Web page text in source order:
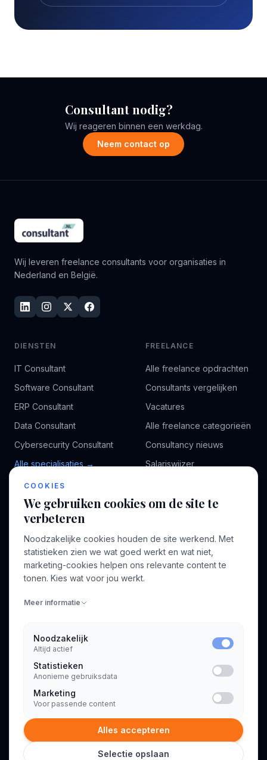
Consultant nodig?
Wij reageren binnen een werkdag.
Neem contact op
Wij leveren freelance consultants voor organisaties in
Nederland en België.
DIENSTEN
IT Consultant
Software Consultant
ERP Consultant
Data Consultant
Cybersecurity Consultant
Alle specialisaties →
FREELANCE
Alle freelance opdrachten
Consultants vergelijken
Vacatures
Alle freelance categorieën
Consultancy nieuws
Salariswijzer
BEDRIJF
Over ons
Voor opdrachtgevers
Profiel aanmaken
INFORMATIE
Algemene voorwaarden
Privacyverklaring
© 2026 Consultant.nl. Alle rechten voorbehouden.
COOKIES
We gebruiken cookies om de site te
verbeteren
Noodzakelijke cookies houden de site werkend. Met
statistieken zien we wat goed werkt en wat niet,
marketing-cookies helpen ons relevante content te
tonen. Kies wat voor jou werkt.
Meer informatie
Noodzakelijk
Altijd actief
Statistieken
Anonieme gebruiksdata
Marketing
Voor passende content
Alles accepteren
Selectie opslaan